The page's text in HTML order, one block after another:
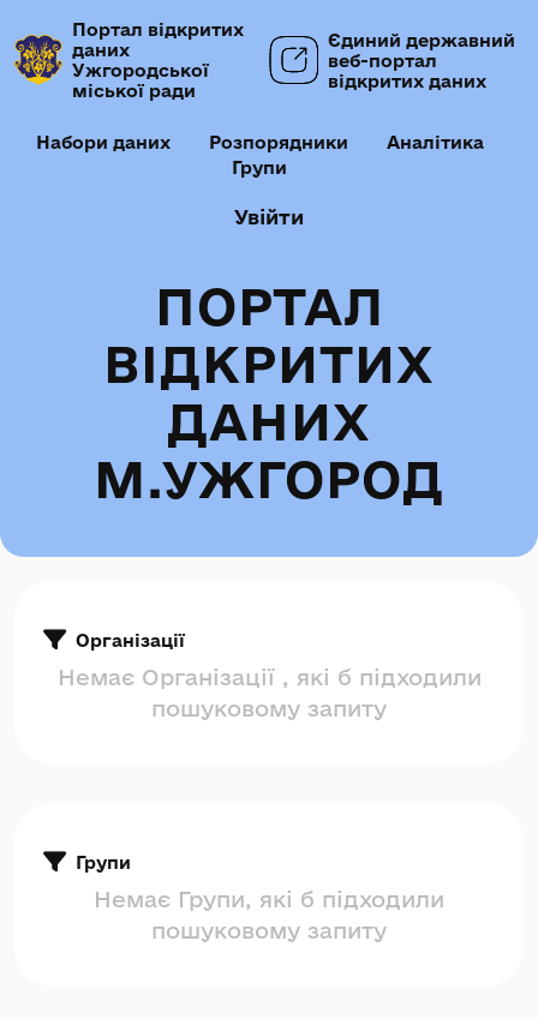
Портал відкритих
даних
Ужгородської
міської ради
Єдиний державний
веб-портал
відкритих даних
Набори даних Розпорядники
Аналітика
Групи
Увійти
ПОРТАЛ
ВІДКРИТИХ
ДАНИХ
М.УЖГОРОД
Організації
Немає Організації , які б підходили
пошуковому запиту
Групи
Немає Групи, які б підходили
пошуковому запиту